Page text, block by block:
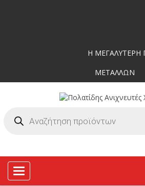
Η ΜΕΓΑΛΥΤΕΡΗ ΓΚΑΜΑ
ΜΕΤΑΛΛΩΝ
Toggle
navigation